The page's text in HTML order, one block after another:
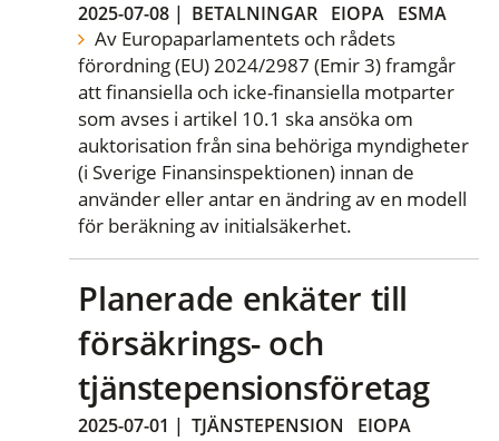
2025-07-08 | BETALNINGAR EIOPA ESMA
Av Europaparlamentets och rådets
förordning (EU) 2024/2987 (Emir 3) framgår
att finansiella och icke-finansiella motparter
som avses i artikel 10.1 ska ansöka om
auktorisation från sina behöriga myndigheter
(i Sverige Finansinspektionen) innan de
använder eller antar en ändring av en modell
för beräkning av initialsäkerhet.
Planerade enkäter till
försäkrings- och
tjänstepensionsföretag
2025-07-01 | TJÄNSTEPENSION
EIOPA